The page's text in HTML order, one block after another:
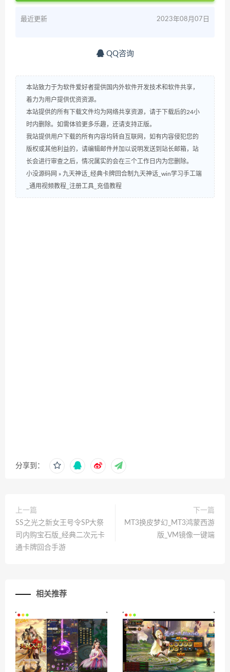
最近更新 2023年08月07日
QQ咨询
本站致力于为软件爱好者提供国内外软件开发技术和软件共享，
着力为用户提供优资资源。
本站提供的所有下载文件均为网络共享资源，请于下载后的24小
时内删除。如需体验更多乐趣，还请支持正版。
我站提供用户下载的所有内容均转自互联网，如有内容侵犯您的
版权或其他利益的，请编辑邮件并加以说明发送到站长邮箱，站
长会进行审查之后，情况属实的会在三个工作日内为您删除。
小没源码网 » 九天神话_经典卡牌回合制九天神话_win学习手工端
_通用视频教程_注册工具_充值教程
分享到：
上一篇
SS之光之新女王号令SP大祭
司内购宝石版_经典二次元卡
通卡牌回合手游
下一篇
MT3换皮梦幻_MT3鸿蒙西游
版_VM镜像一键端
相关推荐